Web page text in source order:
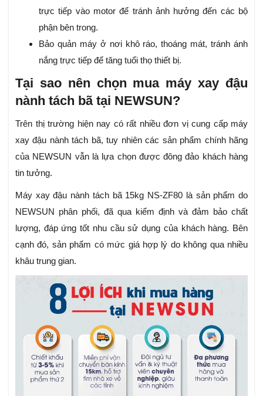
trực tiếp vào motor để tránh ảnh hưởng đến các bộ
phận bên trong.
Bảo quản máy ở nơi khô ráo, thoáng mát, tránh ánh
nắng trực tiếp để tăng tuổi thọ thiết bị.
Tại sao nên chọn mua máy xay đậu
nành tách bã tại NEWSUN?
Trên thị trường hiện nay có rất nhiều đơn vị cung cấp máy
xay đậu nành tách bã, tuy nhiên các sản phẩm chính hãng
của NEWSUN vẫn là lựa chọn được đông đảo khách hàng
tin tưởng.
Máy xay đậu nành tách bã 15kg NS-ZF80 là sản phẩm do
NEWSUN phân phối, đã qua kiểm định và đảm bảo chất
lượng, đáp ứng tốt nhu cầu sử dụng của khách hàng. Bên
cạnh đó, sản phẩm có mức giá hợp lý do không qua nhiều
khâu trung gian.